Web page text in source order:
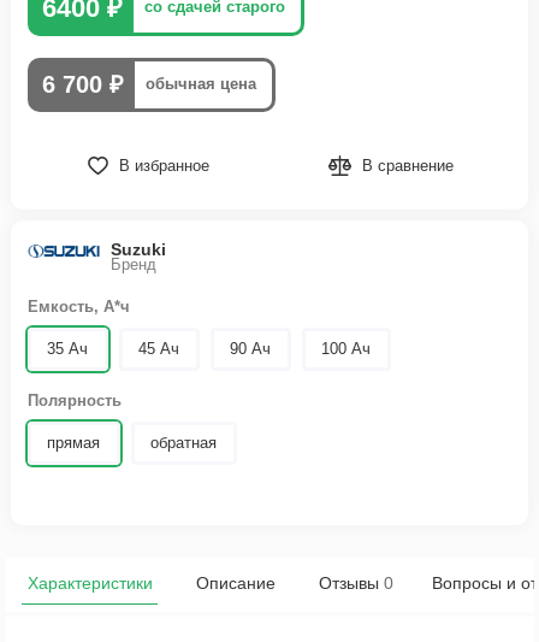
Suzuki
Бренд
Емкость, А*ч
35 Ач 45 Ач 90 Ач 100 Ач
Полярность
прямая обратная
6400 ₽ со сдачей старого
6 700 ₽ обычная цена
В избранное В сравнение
Характеристики Описание Отзывы 0 Вопросы и